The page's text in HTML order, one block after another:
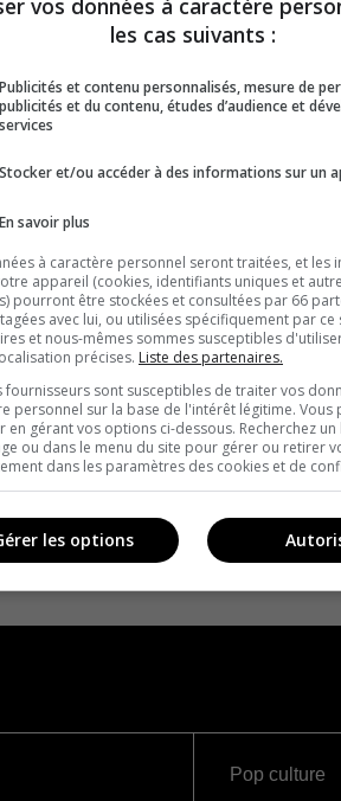
Pop culture
les cas suivants :
Publicités et contenu personnalisés, mesure de
publicités et du contenu, études d’audience et
services
Stocker et/ou accéder à des informations sur un
En savoir plus
à caractère personnel seront traitées, et les
appareil (cookies, identifiants uniques et
pourront être stockées et consultées par 66
avec lui, ou utilisées spécifiquement par ce
et nous-mêmes sommes susceptibles
précises. Liste des partenaires.
fournisseurs sont susceptibles de traiter vos
personnel sur la base de l'intérêt légitime. Vous
en gérant vos options ci-dessous. Recherchez un
ou dans le menu du site pour gérer ou retirer
dans les paramètres des cookies et de
les options